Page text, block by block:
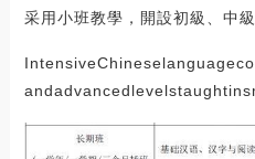
采用小班教學，開設初級、中